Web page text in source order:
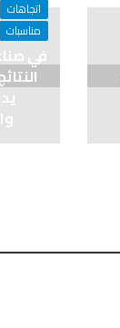
اتجاهات
مناسبات
في